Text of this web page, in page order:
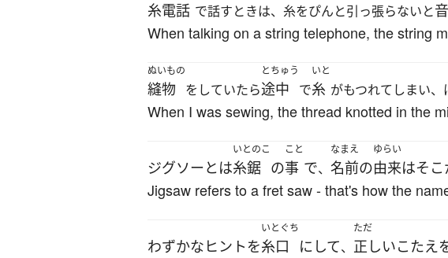
糸電話 で話すときは、糸をぴんと引っ張らないと音
When talking on a string telephone, the string
ぬいもの
縫物 をしていたら
とちゅう
途中 で
いと
糸 がもつれてしまい、
When I was sewing, the thread knotted in the
ジグソーとは
いとのこ
糸鋸 の
こと
事 で、
なまえ
名前の
ゆらい
由来はそこ
Jigsaw refers to a fret saw - that's how the
わずかな ヒント を
いとぐち
糸口 に して、
ただ
正しいこたえ